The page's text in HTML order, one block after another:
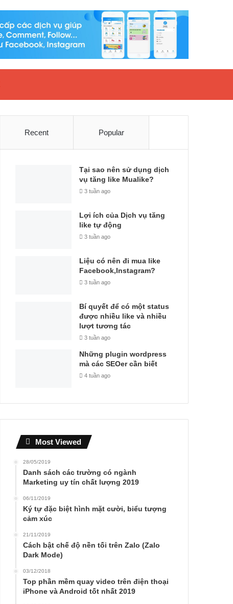
Recent Popular
Tại sao nên sử dụng dịch
vụ tăng like Mualike?
3 tuần ago
Lợi ích của Dịch vụ tăng
like tự động
3 tuần ago
Liệu có nên đi mua like
Facebook,Instagram?
3 tuần ago
Bí quyết để có một status
được nhiều like và nhiều
lượt tương tác
3 tuần ago
Những plugin wordpress
mà các SEOer cần biết
4 tuần ago
Most Viewed
28/05/2019
Danh sách các trường có ngành
Marketing uy tín chất lượng 2019
06/11/2019
Ký tự đặc biệt hình mặt cười, biểu tượng
cảm xúc
21/11/2019
Cách bật chế độ nền tối trên Zalo (Zalo
Dark Mode)
03/12/2018
Top phần mềm quay video trên điện thoại
iPhone và Android tốt nhất 2019